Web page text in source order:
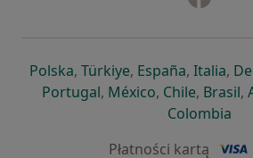
Polskaotwiera się w nowej karcie
, Türkiyeotwiera się w
, Españaotwiera
, Italia,
Portugalotwiera się w nowej
, Méxicootwiera się w
, Chileotwiera
, Brasil,
Colombia
Płatności kartą